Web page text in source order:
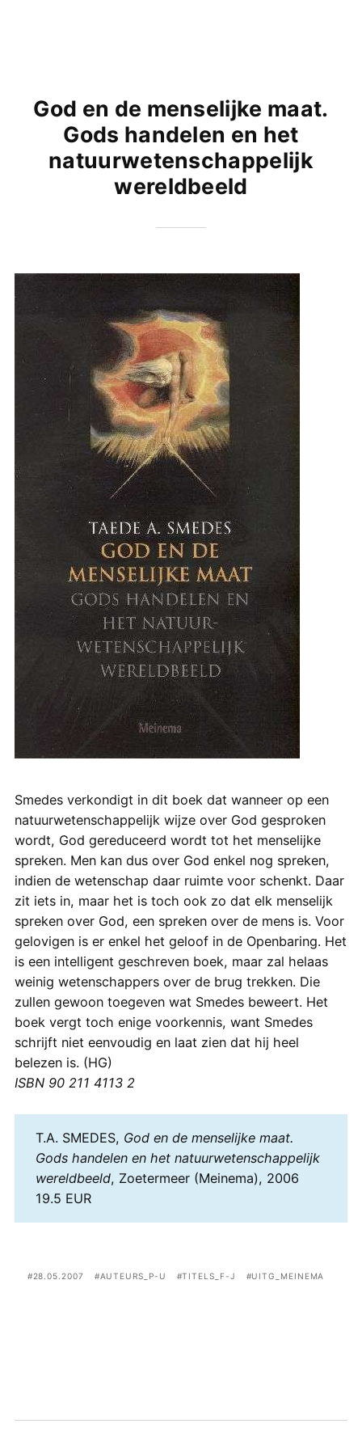
God en de menselijke maat.
Gods handelen en het
natuurwetenschappelijk
wereldbeeld
Smedes verkondigt in dit boek dat wanneer op een
natuurwetenschappelijk wijze over God gesproken
wordt, God gereduceerd wordt tot het menselijke
spreken. Men kan dus over God enkel nog spreken,
indien de wetenschap daar ruimte voor schenkt. Daar
zit iets in, maar het is toch ook zo dat elk menselijk
spreken over God, een spreken over de mens is. Voor
gelovigen is er enkel het geloof in de Openbaring. Het
is een intelligent geschreven boek, maar zal helaas
weinig wetenschappers over de brug trekken. Die
zullen gewoon toegeven wat Smedes beweert. Het
boek vergt toch enige voorkennis, want Smedes
schrijft niet eenvoudig en laat zien dat hij heel
belezen is. (HG)
ISBN 90 211 4113 2
T.A. SMEDES, God en de menselijke maat.
Gods handelen en het natuurwetenschappelijk
wereldbeeld, Zoetermeer (Meinema), 2006
19.5 EUR
28.05.2007 AUTEURS_P-U TITELS_F-J UITG_MEINEMA